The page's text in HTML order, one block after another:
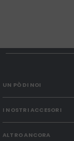
UN PÒ DI NOI
I NOSTRI ACCESORI
ALTRO ANCORA